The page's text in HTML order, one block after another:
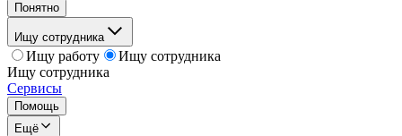
Понятно
Ищу сотрудника
Ищу работу
Ищу сотрудника
Ищу сотрудника
Сервисы
Помощь
Ещё